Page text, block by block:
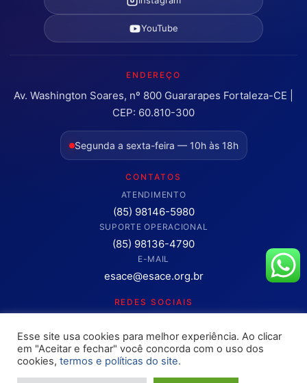
YouTube
ENDEREÇO
Av. Washington Soares, nº 800 Guararapes Fortaleza-CE |
CEP: 60.810-300
Segunda a sexta-feira — 10h às 18h
CONTATOS
ATENDIMENTO
(85) 98146-5980
SUPORTE OPERACIONAL
(85) 98136-4790
E-MAIL
esace@esace.org.br
REDES SOCIAIS
Clique para abrir os canais oficiais.
Esse site usa cookies para melhor experiência. Ao clicar
em "Aceitar e fechar" você concorda com o uso dos
cookies, termos e políticas do site.